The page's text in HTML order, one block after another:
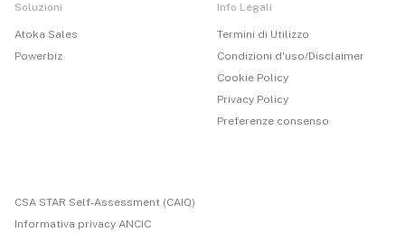
Soluzioni
Atoka Sales
Powerbiz
Info Legali
Termini di Utilizzo
Condizioni d'uso/Disclaimer
Cookie Policy
Privacy Policy
Preferenze consenso
CSA STAR Self-Assessment (CAIQ)
Informativa privacy ANCIC